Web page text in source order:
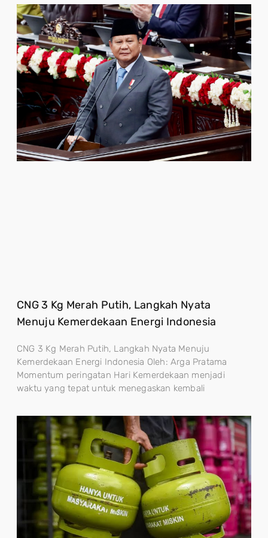
CNG 3 Kg Merah Putih, Langkah Nyata
Menuju Kemerdekaan Energi Indonesia
CNG 3 Kg Merah Putih, Langkah Nyata Menuju
Kemerdekaan Energi Indonesia Oleh: Arga Pratama
Momentum peringatan Hari Kemerdekaan menjadi
waktu yang tepat untuk menegaskan kembali